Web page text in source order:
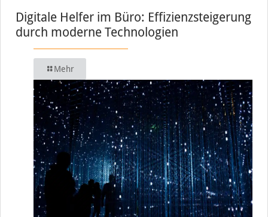
Digitale Helfer im Büro: Effizienzsteigerung
durch moderne Technologien
Mehr